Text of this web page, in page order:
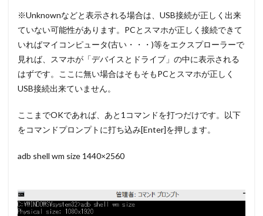
※Unknownなどと表示される場合は、USB接続が正しく出来
ていない可能性があります。PCとスマホが正しく接続できて
いればマイコンピュータ(古い・・・)等をエクスプローラーで
見れば、スマホが「デバイスとドライブ」の中に表示される
はずです。ここに無い場合はそもそもPCとスマホが正しく
USB接続出来ていません。
ここまでOKであれば、あと1コマンドを打つだけです。以下
をコマンドプロンプトに打ち込み[Enter]を押します。
adb shell wm size 1440×2560